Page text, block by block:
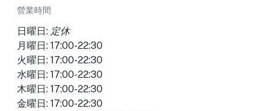
營業時間
日曜日: 定休
月曜日: 17:00-22:30
火曜日: 17:00-22:30
水曜日: 17:00-22:30
木曜日: 17:00-22:30
金曜日: 17:00-22:30